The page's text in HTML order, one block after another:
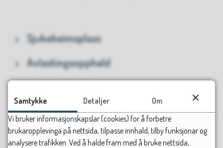
Sjukeheimsplass
Avlastingsopphald
Kontakt oss
Samtykke Detaljer
Om
Vi bruker informasjonskapslar (cookies) for å forbetre
brukaropplevinga på nettsida, tilpasse innhald, tilby funksjonar og
analysere trafikken. Ved å halde fram med å bruke nettsida,